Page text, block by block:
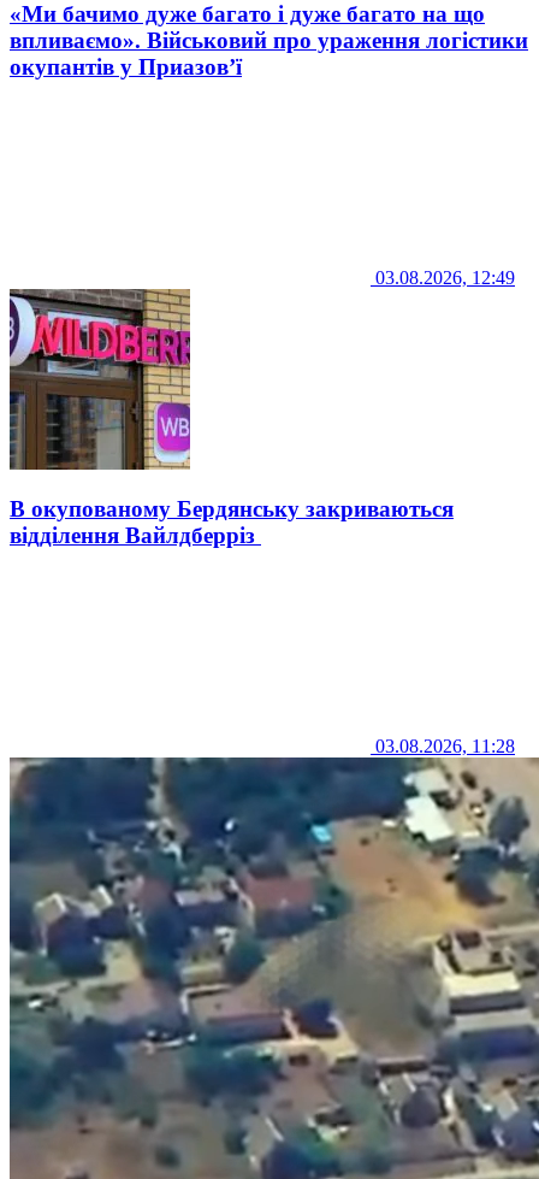
«Ми бачимо дуже багато і дуже багато на що
впливаємо». Військовий про ураження логістики
окупантів у Приазов’ї
03.08.2026, 12:49
В окупованому Бердянську закриваються
відділення Вайлдберріз
03.08.2026, 11:28